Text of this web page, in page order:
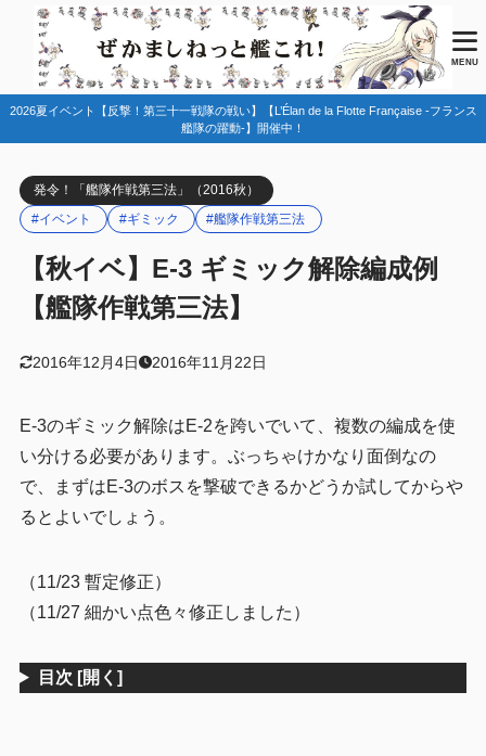
MENU
2026夏イベント【反撃！第三十一戦隊の戦い】【L’Élan de la Flotte Française -フランス
艦隊の躍動-】開催中！
発令！「艦隊作戦第三法」（2016秋）
#イベント
#ギミック #艦隊作戦第三法
【秋イベ】E-3 ギミック解除編成例
【艦隊作戦第三法】
2016年12月4日 2016年11月22日
E-3のギミック解除はE-2を跨いでいて、複数の編成を使
い分ける必要があります。ぶっちゃけかなり面倒なの
で、まずはE-3のボスを撃破できるかどうか試してからや
るとよいでしょう。
（11/23 暫定修正）
（11/27 細かい点色々修正しました）
目次 [開く]
目次
1
E-3
2 編成例 E-2ギミック解除
2.1 AGKL航空戦４箇所
2.2 防空
3.1 C,Kマス
3.2 J,H,Dマス
4 まとめ